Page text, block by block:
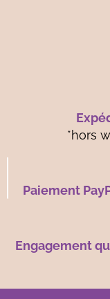
*hors
Paiement
Engagement